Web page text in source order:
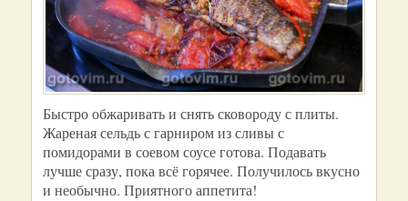
Быстро обжаривать и снять сковороду с плиты.
Жареная сельдь с гарниром из сливы с
помидорами в соевом соусе готова. Подавать
лучше сразу, пока всё горячее. Получилось вкусно
и необычно. Приятного аппетита!